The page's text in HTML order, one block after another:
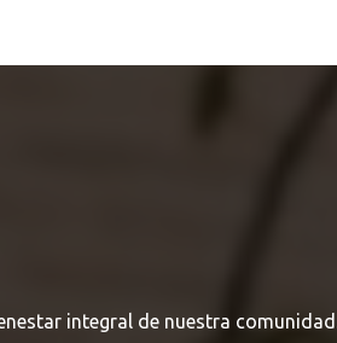
integral de nuestra